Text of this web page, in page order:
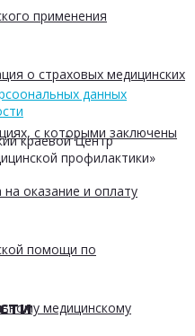
применения
о страховых медицинских
с которыми заключены
на оказание и оплату
помощи по
медицинскому
данных
краевой Центр
профилактики»